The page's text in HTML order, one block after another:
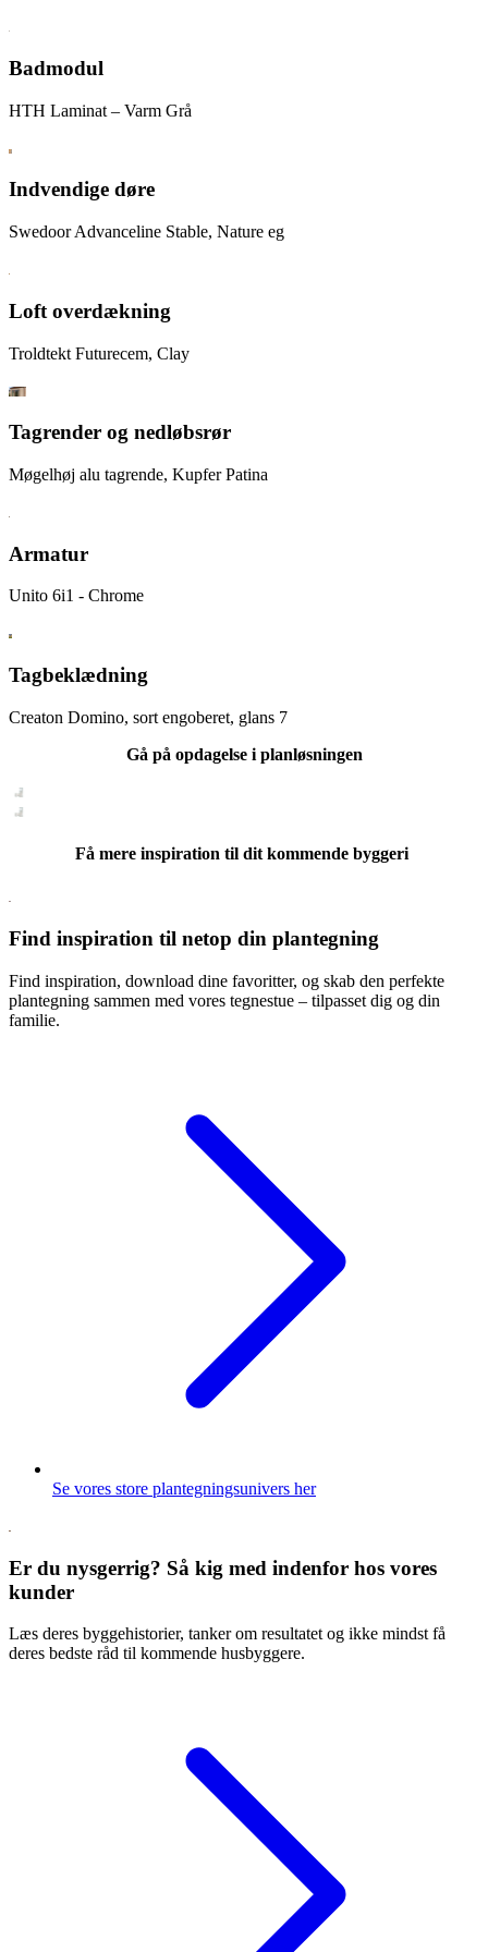
Badmodul
HTH Laminat – Varm Grå
Indvendige døre
Swedoor Advanceline Stable, Nature eg
Loft overdækning
Troldtekt Futurecem, Clay
Tagrender og nedløbsrør
Møgelhøj alu tagrende, Kupfer Patina
Armatur
Unito 6i1 - Chrome
Tagbeklædning
Creaton Domino, sort engoberet, glans 7
Gå på opdagelse i planløsningen
Få mere inspiration til dit kommende byggeri
Find inspiration til netop din plantegning
Find inspiration, download dine favoritter, og skab den perfekte
plantegning sammen med vores tegnestue – tilpasset dig og din
familie.
Se vores store plantegningsunivers her
Er du nysgerrig? Så kig med indenfor hos vores
kunder
Læs deres byggehistorier, tanker om resultatet og ikke mindst få
deres bedste råd til kommende husbyggere.